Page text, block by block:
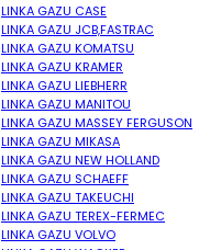
LINKA GAZU CASE
LINKA GAZU JCB,FASTRAC
LINKA GAZU KOMATSU
LINKA GAZU KRAMER
LINKA GAZU LIEBHERR
LINKA GAZU MANITOU
LINKA GAZU MASSEY FERGUSON
LINKA GAZU MIKASA
LINKA GAZU NEW HOLLAND
LINKA GAZU SCHAEFF
LINKA GAZU TAKEUCHI
LINKA GAZU TEREX-FERMEC
LINKA GAZU VOLVO